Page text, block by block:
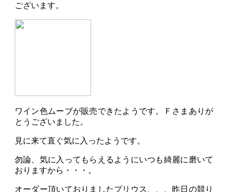
ございます。
ワイン色ムーブが販売できたようです。Ｆさまありが
とうございました。
見に来て直ぐ気に入ったようです。
勿論、気に入ってもらえるようにいつも綺麗に磨いて
おりますから・・・。
オーダー頂いておりましたプリウス、、、昨日の競り